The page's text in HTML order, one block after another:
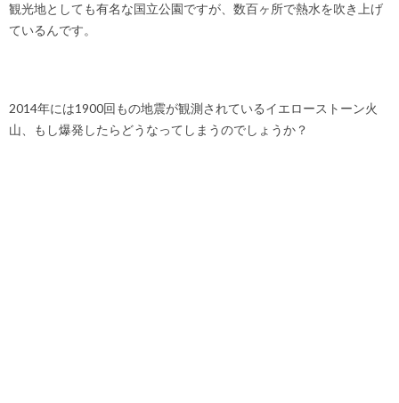
観光地としても有名な国立公園ですが、数百ヶ所で熱水を吹き上げ
ているんです。
2014年には1900回もの地震が観測されているイエローストーン火
山、もし爆発したらどうなってしまうのでしょうか？